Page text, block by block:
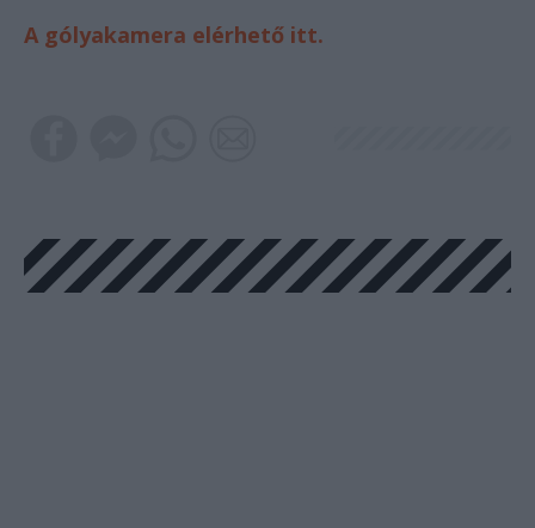
A gólyakamera elérhető itt.